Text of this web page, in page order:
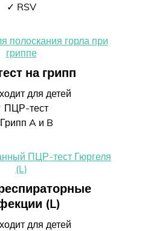
✓ RSV
на грипп
для детей
ПЦР-тест
A и B
(L)
для детей